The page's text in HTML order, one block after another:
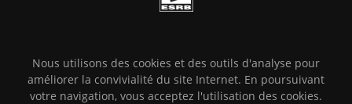
Nous utilisons des cookies et des outils d'analyse pour
améliorer la convivialité du site Internet. En poursuivant
votre navigation, vous acceptez l'utilisation des cookies.